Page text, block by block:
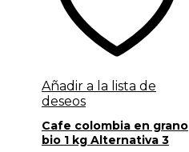
Añadir a la lista de
deseos
Cafe colombia en grano
bio 1 kg Alternativa 3